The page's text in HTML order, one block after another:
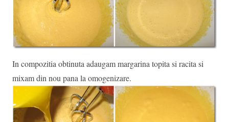
In compozitia obtinuta adaugam margarina topita si racita si
mixam din nou pana la omogenizare.